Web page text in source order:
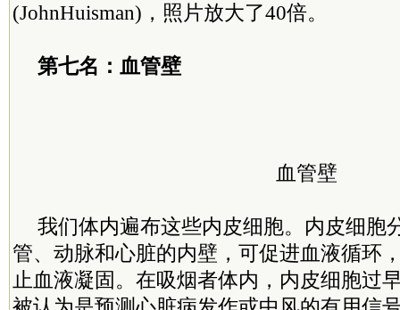
(JohnHuisman)，照片放大了40倍。
第七名：血管壁
血管壁
我们体内遍布这些内皮细胞。内皮细胞
管、动脉和心脏的内壁，可促进血液循环
止血液凝固。在吸烟者体内，内皮细胞过